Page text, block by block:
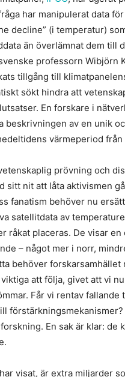
har manipulerat data
decline” (i temperatur)
än överlämnat dem till
professorn Wibjörn
tillgång till
sökt hindra att
En forskare i
beskrivningen av en unik
värmeperiod
prövning och
sitt nit att låta aktivismen
fanatism behöver nu
satellitdata av
råkat placeras. De visar en
– något mer i norr,
behöver
att följa, givet att vi
Får vi rentav fallande
förstärkningsmekanismer?
En sak är klar: de
visat, är extra miljarder